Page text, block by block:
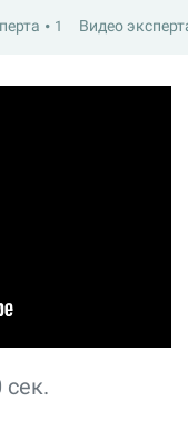
1 Видео